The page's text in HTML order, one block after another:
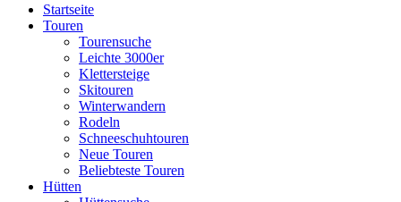
Startseite
Touren
Tourensuche
Leichte 3000er
Klettersteige
Skitouren
Winterwandern
Rodeln
Schneeschuhtouren
Neue Touren
Beliebteste Touren
Hütten